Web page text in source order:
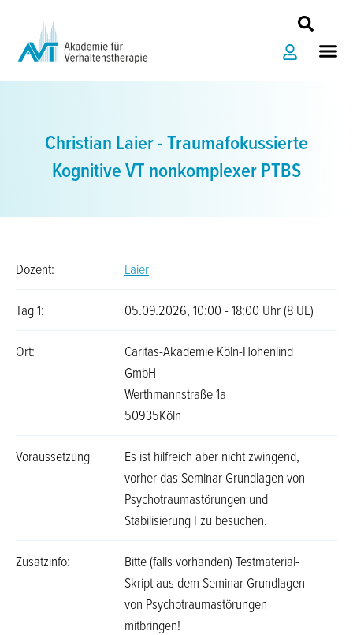
springen
Christian Laier - Traumafokussierte
Kognitive VT nonkomplexer PTBS
Dozent: Laier
Tag 1: 05.09.2026, 10:00 - 18:00 Uhr (8 UE)
Ort:
Caritas-Akademie Köln-Hohenlind
GmbH
Werthmannstraße 1a
50935Köln
Voraussetzung
Es ist hilfreich aber nicht zwingend,
vorher das Seminar Grundlagen von
Psychotraumastörungen und
Stabilisierung I zu besuchen.
Zusatzinfo:
Bitte (falls vorhanden) Testmaterial-
Skript aus dem Seminar Grundlagen
von Psychotraumastörungen
mitbringen!